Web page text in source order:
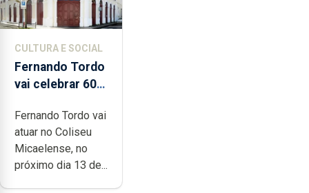
CULTURA E SOCIAL
Fernando Tordo
vai celebrar 60
no Coliseu
Micaelense
Fernando Tordo vai
atuar no Coliseu
Micaelense, no
próximo dia 13 de...